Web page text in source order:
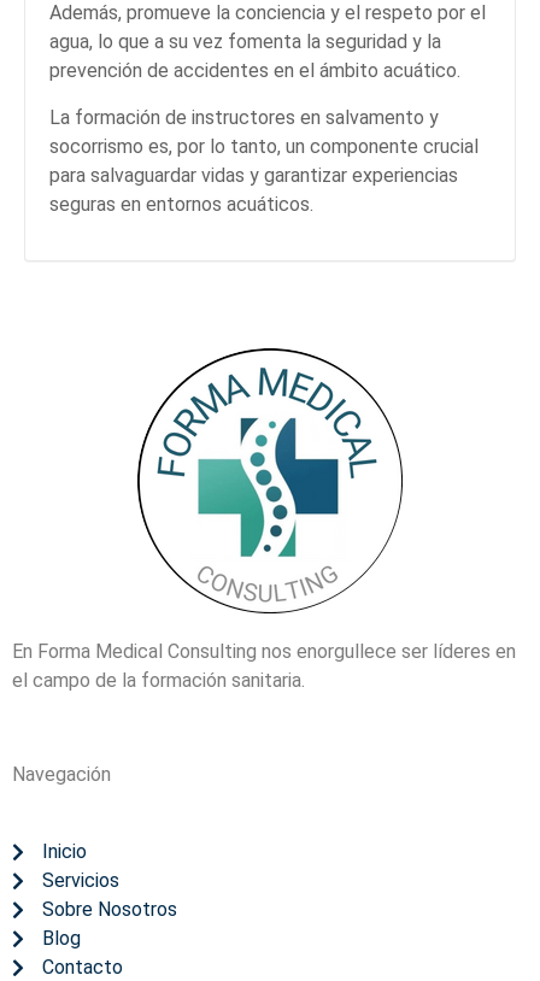
Además, promueve la conciencia y el respeto por el
agua, lo que a su vez fomenta la seguridad y la
prevención de accidentes en el ámbito acuático.
La formación de instructores en salvamento y
socorrismo es, por lo tanto, un componente crucial
para salvaguardar vidas y garantizar experiencias
seguras en entornos acuáticos.
En Forma Medical Consulting nos enorgullece ser líderes en
el campo de la formación sanitaria.
Navegación
Inicio
Servicios
Sobre Nosotros
Blog
Contacto